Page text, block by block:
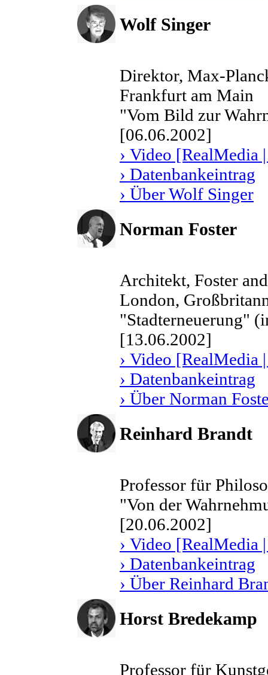
Wolf Singer
Direktor, Max-
Frankfurt am Main
"Vom Bild zur
[06.06.2002]
› Video [RealMedia
› Datenbankeintrag
› Über Wolf Singer
Norman Foster
Architekt, Foster
London,
"Stadterneuerung"
[13.06.2002]
› Video [RealMedia
› Datenbankeintrag
› Über Norman
Reinhard Brandt
Professor für
"Von der
[20.06.2002]
› Video [RealMedia
› Datenbankeintrag
› Über Reinhard
Horst Bredekamp
Professor für